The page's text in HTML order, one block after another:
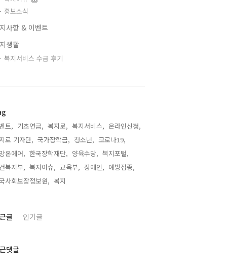
홍보소식
사항 & 이벤트
생활
복지서비스 수급 후기
트, 기초연금, 복지로, 복지서비스, 온라인신청,
로 기자단, 국가장학금, 청소년, 코로나19,
온에어, 한국장학재단, 양육수당, 복지포털,
복지부, 복지이슈, 교육부, 장애인, 예방접종,
사회보장정보원, 복지,
글 인기글
댓글